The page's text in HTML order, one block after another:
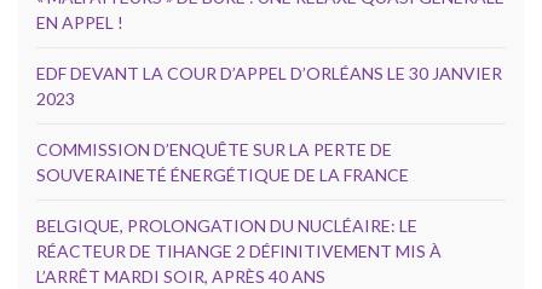
EN APPEL !
EDF DEVANT LA COUR D’APPEL D’ORLÉANS LE 30 JANVIER
2023
COMMISSION D’ENQUÊTE SUR LA PERTE DE
SOUVERAINETÉ ÉNERGÉTIQUE DE LA FRANCE
BELGIQUE, PROLONGATION DU NUCLÉAIRE: LE
RÉACTEUR DE TIHANGE 2 DÉFINITIVEMENT MIS À
L’ARRÊT MARDI SOIR, APRÈS 40 ANS